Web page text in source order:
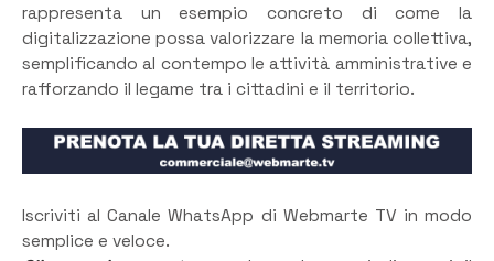
rappresenta un esempio concreto di come la
digitalizzazione possa valorizzare la memoria collettiva,
semplificando al contempo le attività amministrative e
rafforzando il legame tra i cittadini e il territorio.
Iscriviti al Canale WhatsApp di Webmarte TV in modo
semplice e veloce.